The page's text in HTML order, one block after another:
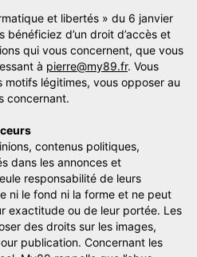
et libertés » du 6 janvier
d’un droit d’accès et
qui vous concernent, que vous
à pierre@my89.fr. Vous
légitimes, vous opposer au
concernant.
contenus politiques,
dans les annonces et
responsabilité de leurs
ni le fond ni la forme et ne peut
exactitude ou de leur portée. Les
des droits sur les images,
publication. Concernant les